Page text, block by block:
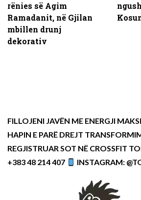
rënies së Agim
Ramadanit, në Gjilan
mbillen drunj
dekorativ
FILLOJENI JAVËN ME ENERGJI
HAPIN E PARË DREJT
REGJISTRUAR SOT NË CROSSFIT
+383 48 214 407
INSTAGRAM: